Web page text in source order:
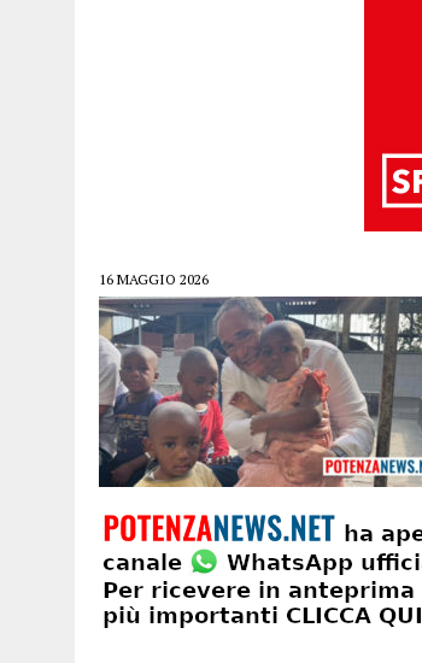
16 MAGGIO 2026